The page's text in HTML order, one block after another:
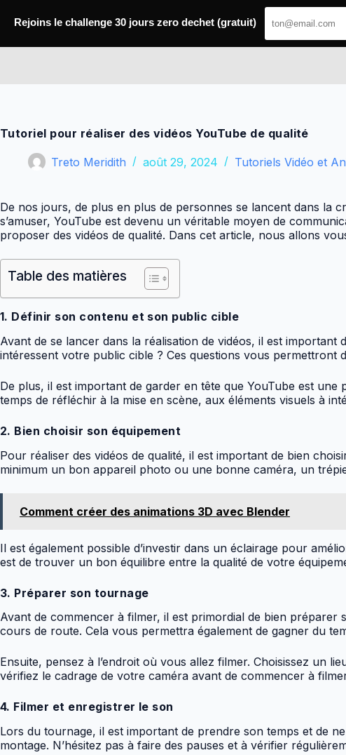
Tutoriel pour réaliser des vidéos YouTube de qualité
Treto Meridith août 29, 2024 Tutoriels Vidéo et
De nos jours, de plus en plus de personnes se lancent dans la
s’amuser, YouTube est devenu un véritable moyen de
proposer des vidéos de qualité. Dans cet article, nous allons
Table des matières
1. Définir son contenu et son public cible
Avant de se lancer dans la réalisation de vidéos, il est
intéressent votre public cible ? Ces questions vous
De plus, il est important de garder en tête que YouTube est
temps de réfléchir à la mise en scène, aux éléments visuels à
2. Bien choisir son équipement
Pour réaliser des vidéos de qualité, il est important de bien
minimum un bon appareil photo ou une bonne caméra, un
Comment créer des animations 3D avec Blender
Il est également possible d’investir dans un éclairage pour
est de trouver un bon équilibre entre la qualité de votre
3. Préparer son tournage
Avant de commencer à filmer, il est primordial de bien
cours de route. Cela vous permettra également de gagner du
Ensuite, pensez à l’endroit où vous allez filmer. Choisissez un
vérifiez le cadrage de votre caméra avant de commencer à
4. Filmer et enregistrer le son
Lors du tournage, il est important de prendre son temps et de
montage. N’hésitez pas à faire des pauses et à vérifier
Rejoins le challenge 30 jours zero dechet (gratuit)